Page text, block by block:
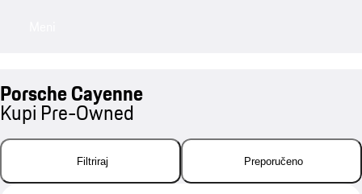
Porsche Cayenne
Kupi Pre-Owned
Filtriraj Preporučeno